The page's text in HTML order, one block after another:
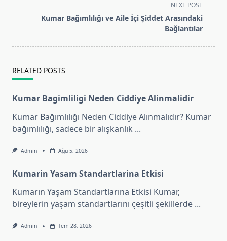
NEXT POST
Kumar Bağımlılığı ve Aile İçi Şiddet Arasındaki
Bağlantılar
RELATED POSTS
Kumar Bagimliligi Neden Ciddiye Alinmalidir
Kumar Bağımlılığı Neden Ciddiye Alınmalıdır? Kumar
bağımlılığı, sadece bir alışkanlık ...
Admin Ağu 5, 2026
Kumarin Yasam Standartlarina Etkisi
Kumarın Yaşam Standartlarına Etkisi Kumar,
bireylerin yaşam standartlarını çeşitli şekillerde ...
Admin Tem 28, 2026